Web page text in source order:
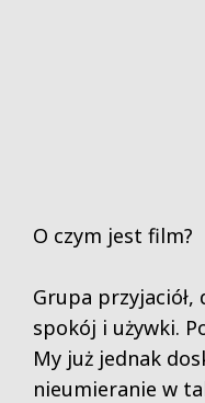
O czym jest film?
Grupa przyjaciół,
spokój i używki.
My już jednak
nieumieranie w